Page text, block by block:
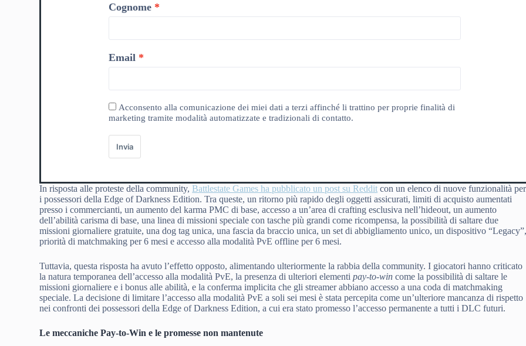
Cognome
Email
Acconsento alla comunicazione dei miei dati a terzi affinché li trattino per proprie finalità di
marketing tramite modalità automatizzate e tradizionali di contatto.
Invia
In risposta alle proteste della community,Battlestate Games ha pubblicato un post su Reddit con un elenco di nuove funzionalità per
i possessori della Edge of Darkness Edition. Tra queste, un ritorno più rapido degli oggetti assicurati, limiti di acquisto aumentati
presso i commercianti, un aumento del karma PMC di base, accesso a un’area di crafting esclusiva nell’hideout, un aumento
dell’abilità carisma di base, una linea di missioni speciale con tasche più grandi come ricompensa, la possibilità di saltare due
missioni giornaliere gratuite, una dog tag unica, una fascia da braccio unica, un set di abbigliamento unico, un dispositivo
priorità di matchmaking per 6 mesi e accesso alla modalità PvE offline per 6 mesi.
Tuttavia, questa risposta ha avuto l’effetto opposto, alimentando ulteriormente la rabbia della community. I giocatori hanno criticato
la natura temporanea dell’accesso alla modalità PvE, la presenza di ulteriori elementipay-to-win come la possibilità di saltare le
missioni giornaliere e i bonus alle abilità, e la conferma implicita che gli streamer abbiano accesso a una coda di matchmaking
speciale. La decisione di limitare l’accesso alla modalità PvE a soli sei mesi è stata percepita come un’ulteriore mancanza di rispetto
nei confronti dei possessori della Edge of Darkness Edition, a cui era stato promesso l’accesso permanente a tutti i DLC futuri.
Le meccaniche Pay-to-Win e le promesse non mantenute